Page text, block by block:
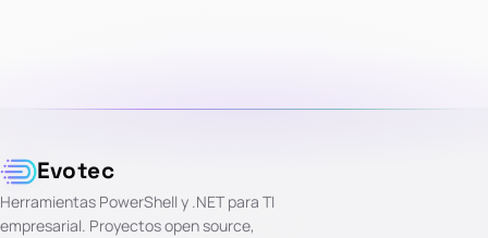
Evotec
Herramientas PowerShell y .NET para TI
empresarial. Proyectos open source,